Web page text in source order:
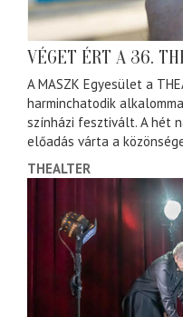
VÉGET ÉRT A 36.
A MASZK Egyesület a
harminchatodik
színházi fesztivált. A hét
előadás várta a
THEALTER